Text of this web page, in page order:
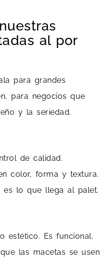
al por
para grandes
para negocios que
y la seriedad.
de calidad.
color, forma y textura.
lo que llega al palet.
estético. Es funcional.
las macetas se usen